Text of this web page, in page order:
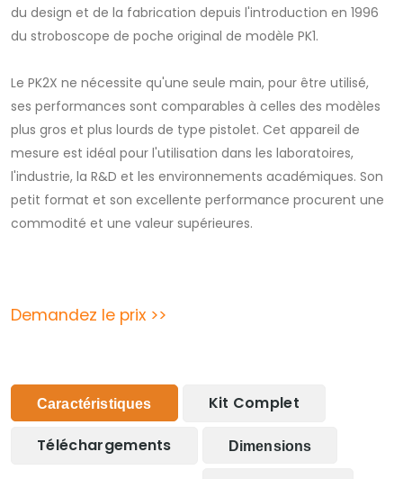
du design et de la fabrication depuis l'introduction en 1996
du stroboscope de poche original de modèle PK1.
Le PK2X ne nécessite qu'une seule main, pour être utilisé,
ses performances sont comparables à celles des modèles
plus gros et plus lourds de type pistolet. Cet appareil de
mesure est idéal pour l'utilisation dans les laboratoires,
l'industrie, la R&D et les environnements académiques. Son
petit format et son excellente performance procurent une
commodité et une valeur supérieures.
Demandez le prix >>
Caractéristiques Kit Complet
Téléchargements Dimensions